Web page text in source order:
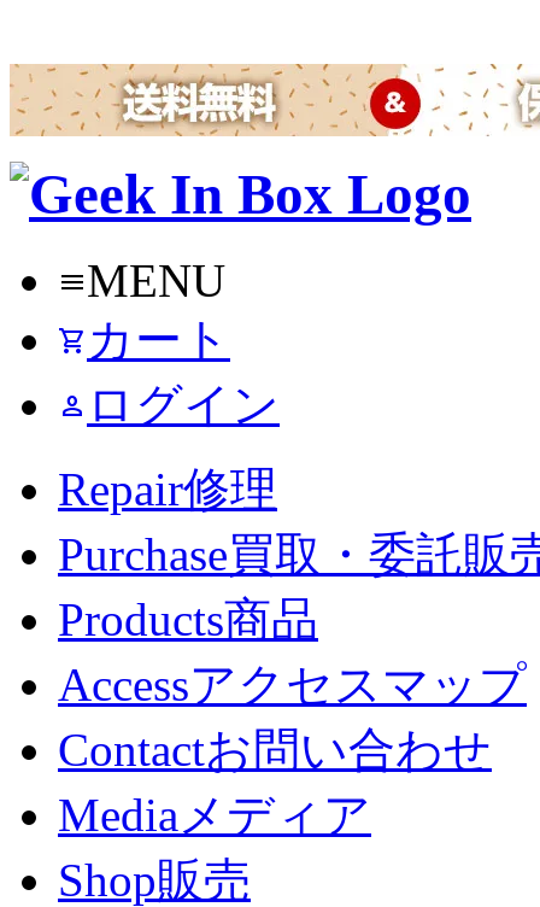
menuMENU
shopping_cart カート
person ログイン
Repair修理
Purchase買取・委託販
Products商品
Accessアクセスマップ
Contactお問い合わせ
Mediaメディア
Shop販売